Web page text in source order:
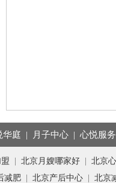
华庭 | 月子中心 |心悦服务
北京月嫂哪家好
北京
减肥 北京产后中心
北京